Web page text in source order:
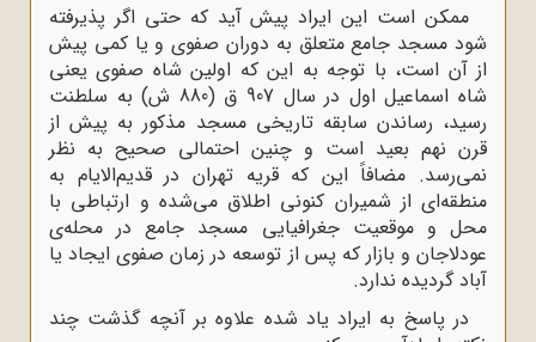
ممکن است این ایراد پیش آید که حتی اگر پذیرفته
شود مسجد جامع متعلق به دوران صفوی و یا کمی پیش
از آن است، با توجه به این‌ که اولین شاه صفوی یعنی
شاه اسماعیل اول در سال 907 ق (880 ش) به سلطنت
رسید،‌ رساندن سابقه تاریخی مسجد مذکور به پیش از
قرن نهم بعید است و چنین احتمالی صحیح به‌ نظر
نمی‌رسد. مضافاً این‌ که قریه تهران در قدیم‌الایام به
منطقه‌ای از شمیران کنونی اطلاق می‌شده و ارتباطی با
محل و موقعیت جغرافیایی مسجد جامع در محله‌ی
عودلاجان و بازار که پس از توسعه در زمان صفوی ایجاد یا
آباد گردیده ندارد.
در پاسخ به ایراد یاد شده علاوه بر آنچه گذشت چند